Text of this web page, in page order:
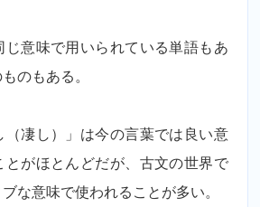
じ意味で用いられている単語もあ
のもある。
（凄し）」は今の言葉では良い意
とがほとんどだが、古文の世界で
な意味で使われることが多い。